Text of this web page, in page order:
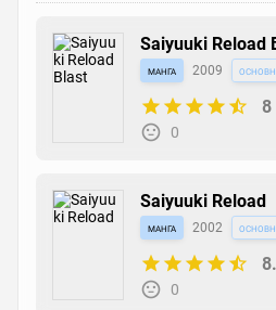
Saiyuuki Reload
манга 2009
8
0
Saiyuuki Reload
манга 2002
0